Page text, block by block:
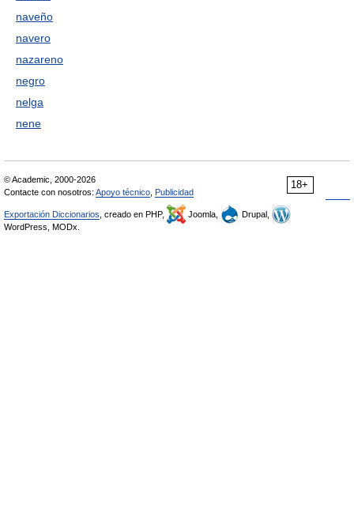
naveño
navero
nazareno
negro
nelga
nene
18+
© Academic, 2000-2026
Contacte con nosotros: Apoyo técnico Publicidad
Exportación Diccionarios , creado en PHP, Joomla,
Drupal,
WordPress, MODx.